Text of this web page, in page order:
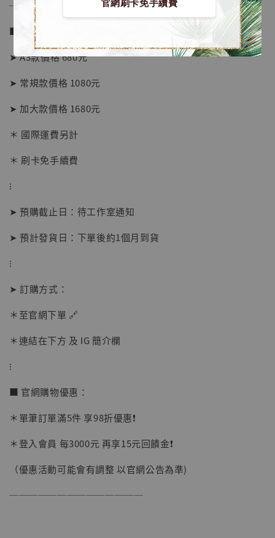
官網刷卡免手續費
【店內現貨】海賊王 系列蒐藏雕像 布魯克達
NT$ 1,870
──────────────
■ 販售資訊 (NT$)：
➤ A3款價格 680元
➤ 常規款價格 1080元
➤ 加大款價格 1680元
＊ 國際運費另計
＊ 刷卡免手續費
⁝
➤ 預購截止日：待工作室通知
➤ 預計發貨日：下單後約1個月到貨
⁝
➤ 訂購方式：
＊至官網下單 🔗
＊連結在下方 及 IG 簡介欄
⁝
■ 官網購物優惠：
＊單筆訂單滿5件 享98折優惠❗️
＊登入會員 每3000元 再享15元回饋金❗️
（優惠活動可能會有調整 以官網公告為準)
──────────────